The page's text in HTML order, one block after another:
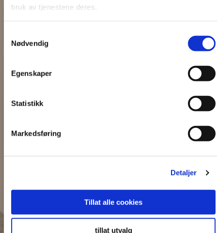
bruk av tjenestene deres.
Nødvendig
Egenskaper
Statistikk
Markedsføring
Detaljer
Tillat alle cookies
tillat utvalg